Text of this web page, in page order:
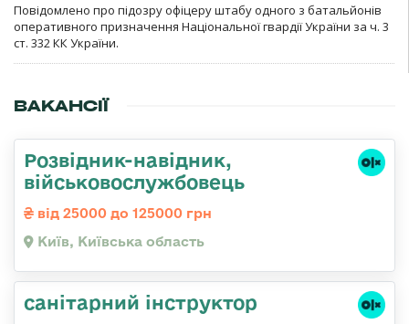
Повідомлено про підозру офіцеру штабу одного з батальйонів
оперативного призначення Національної гвардії України за ч. 3
ст. 332 КК України.
ВАКАНСІЇ
Розвідник-навідник,
військовослужбовець
від 25000 до 125000 грн
Київ, Київська область
санітарний інструктор